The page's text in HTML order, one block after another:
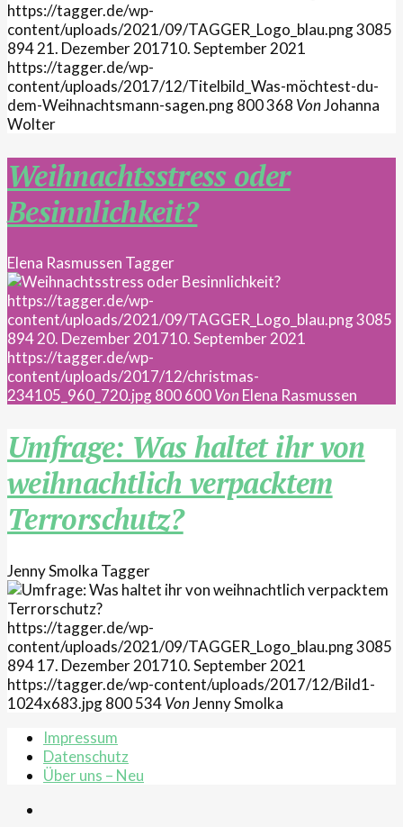
https://tagger.de/wp-
content/uploads/2021/09/TAGGER_Logo_blau.png3085
89421. Dezember 201710. September 2021
https://tagger.de/wp-
content/uploads/2017/12/Titelbild_Was-möchtest-du-
dem-Weihnachtsmann-sagen.png800368 VonJohanna
Wolter
Weihnachtsstress oder
Besinnlichkeit?
Elena Rasmussen Tagger
https://tagger.de/wp-
content/uploads/2021/09/TAGGER_Logo_blau.png3085
89420. Dezember 201710. September 2021
https://tagger.de/wp-
content/uploads/2017/12/christmas-
234105_960_720.jpg800600Von Elena Rasmussen
Umfrage: Was haltet ihr von
weihnachtlich verpacktem
Terrorschutz?
Jenny Smolka Tagger
https://tagger.de/wp-
content/uploads/2021/09/TAGGER_Logo_blau.png3085
89417. Dezember 201710. September 2021
https://tagger.de/wp-content/uploads/2017/12/Bild1-
1024x683.jpg800534VonJenny Smolka
Impressum
Datenschutz
Über uns – Neu